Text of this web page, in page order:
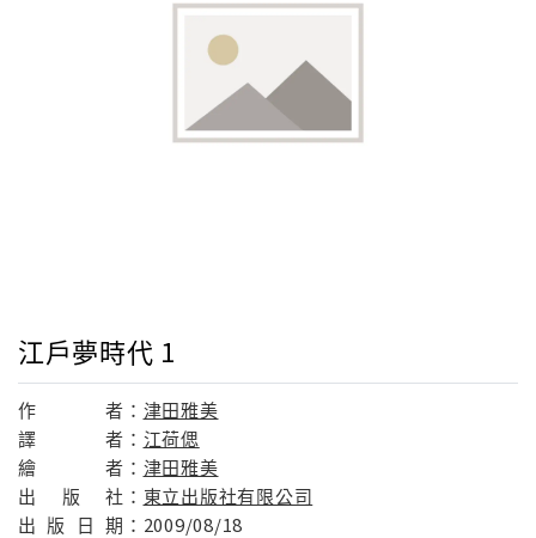
江戶夢時代 1
作 者： 津田雅美
譯
者： 江荷偲
繪
者： 津田雅美
出
版 社： 東立出版社有限公司
出 版 日 期： 2009/08/18